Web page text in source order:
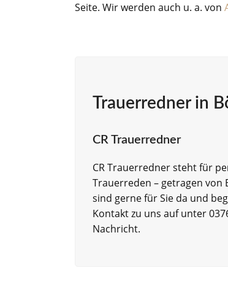
Seite. Wir werden auch u. a. von
Trauerredner in
CR Trauerredner
CR Trauerredner steht für
Trauerreden – getragen von
sind gerne für Sie da und
Kontakt zu uns auf unter
Nachricht.